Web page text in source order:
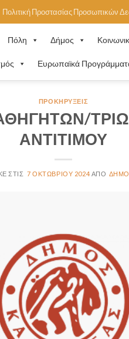
Πολιτική Προστασίας Προσωπικών
Πόλη Δήμος
Ευρωπαϊκά
ΠΡΟΚΗΡΎΞΕΙΣ
ΑΝΤΙΤΙΜΟΥ
7 ΟΚΤΩΒΡΊΟΥ 2024